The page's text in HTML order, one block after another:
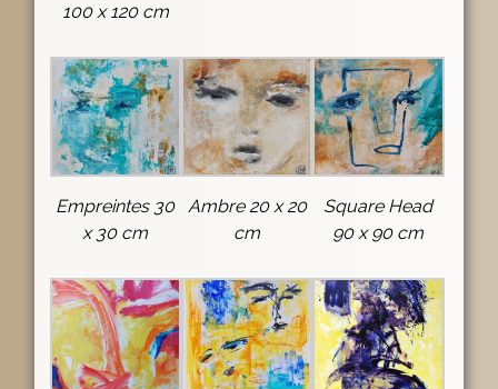
100 x 120 cm
Empreintes 30
x 30 cm
Ambre 20 x 20
cm
Square Head
90 x 90 cm